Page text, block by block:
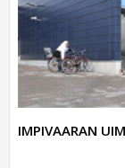
IMPIVAARAN